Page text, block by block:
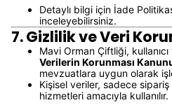
Detaylı bilgi için İade
inceleyebilirsiniz.
7. Gizlilik ve Veri
Mavi Orman Çiftliği,
Verilerin Korunması
mevzuatlara uygun olarak
Kişisel veriler, sadece
hizmetleri amacıyla kullanılır.